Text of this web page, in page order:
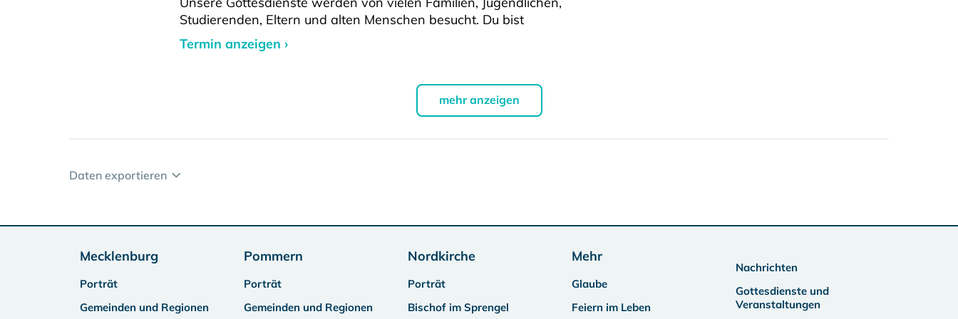
Studierenden, Eltern und alten Menschen besucht. Du bist
Termin anzeigen ›
mehr anzeigen
Daten exportieren
Mecklenburg
Porträt
Gemeinden und Regionen
Pommern
Porträt
Gemeinden und Regionen
Nordkirche
Porträt
Bischof im Sprengel
Mehr
Glaube
Feiern im Leben
Nachrichten
Gottesdienste und
Veranstaltungen